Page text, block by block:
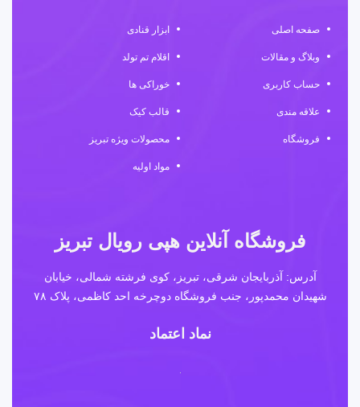
صفحه اصلی
وبلاگ و مقالات
حساب کاربری
علاقه مندی
فروشگاه
ابزار قنادی
اقلام تم تولد
خوراکی ها
قالب کیک
محصولات ویژه تبریز
مواد اولیه
فروشگاه آنلاین هپی رویال تبریز
آدرس: آذربایجان شرقی، تبریز، کوی فرشته شمالی، خیابان
شهیدان محمدپور، جنب فروشگاه دوچرخه احد کاظمی، پلاک ۷۸
نماد اعتماد